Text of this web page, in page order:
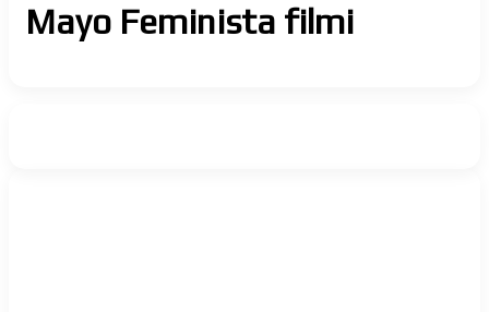
Mayo Feminista filmi